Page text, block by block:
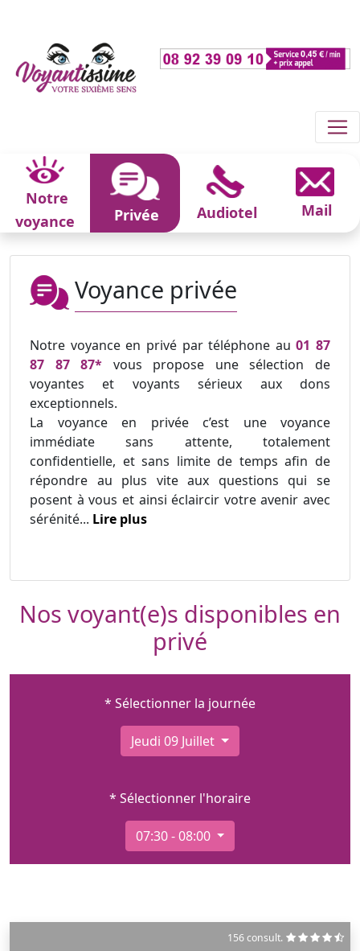
Notre
voyance
Privée Audiotel Mail
Voyance privée
Notre voyance en privé par téléphone au01 87
87 87 87* vous propose une sélection de
voyantes et voyants sérieux aux dons
exceptionnels.
La voyance en privée c’est une voyance
immédiate sans attente, totalement
confidentielle, et sans limite de temps afin de
répondre au plus vite aux questions qui se
posent à vous et ainsi éclaircir votre avenir avec
sérénité... Lire plus
Nos voyant(e)s disponibles en
privé
* Sélectionner la journée
Jeudi 09 Juillet
* Sélectionner l'horaire
07:30 - 08:00
156 consult.